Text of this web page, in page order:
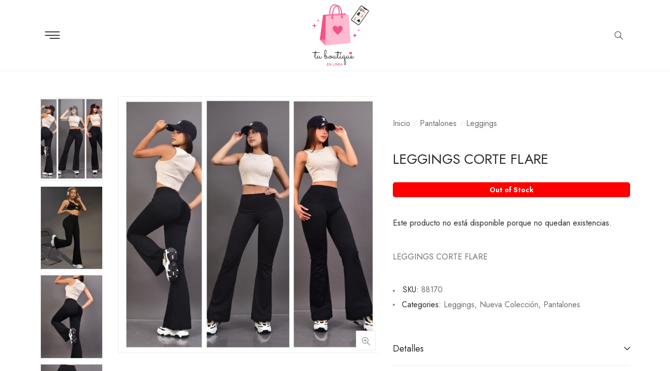
Inicio Pantalones Leggings
LEGGINGS CORTE FLARE
Out of Stock
Este producto no está disponible porque no quedan existencias.
LEGGINGS CORTE FLARE
SKU: 88170
Categories: Leggings, Nueva Colección, Pantalones
Detalles